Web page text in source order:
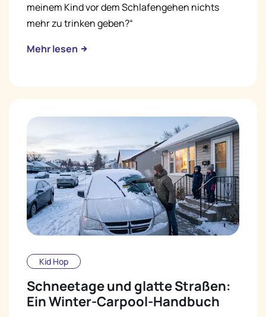
meinem Kind vor dem Schlafengehen nichts
mehr zu trinken geben?“
Mehr lesen
Kid Hop
Schneetage und glatte Straßen:
Ein Winter-Carpool-Handbuch